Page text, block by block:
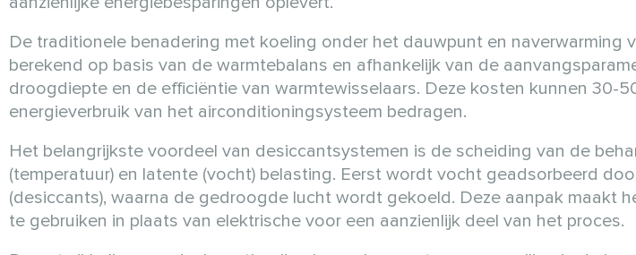
De traditionele benadering met koeling onder het dauwpunt en naverwarming
berekend op basis van de warmtebalans en afhankelijk van de
droogdiepte en de efficiëntie van warmtewisselaars. Deze kosten kunnen 30-
energieverbruik van het airconditioningsysteem bedragen.
Het belangrijkste voordeel van desiccantsystemen is de scheiding van de
(temperatuur) en latente (vocht) belasting. Eerst wordt vocht geadsorbeerd
(desiccants), waarna de gedroogde lucht wordt gekoeld. Deze aanpak maakt
te gebruiken in plaats van elektrische voor een aanzienlijk deel van het proces.